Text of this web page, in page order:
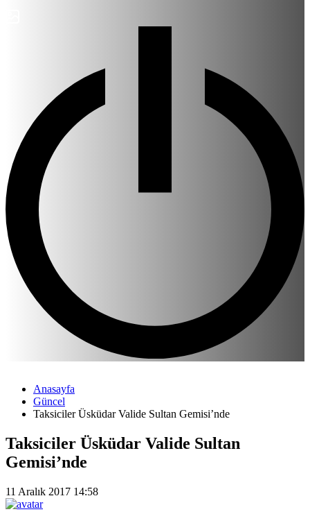
Anasayfa
Güncel
Taksiciler Üsküdar Valide Sultan Gemisi’nde
Taksiciler Üsküdar Valide Sultan
Gemisi’nde
11 Aralık 2017 14:58